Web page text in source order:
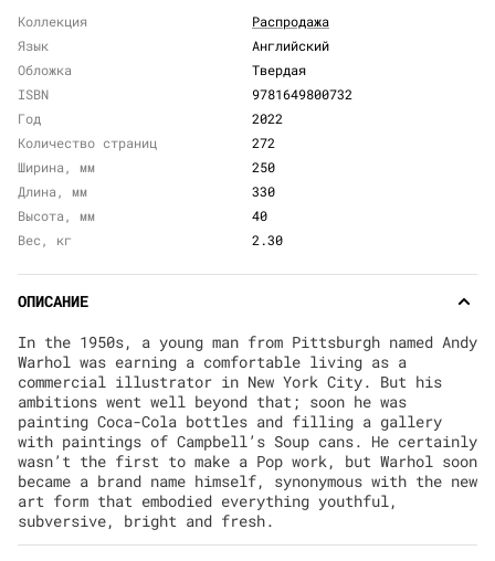
Коллекция
Распродажа
Язык
Английский
Обложка
Твердая
ISBN
9781649800732
Год
2022
Количество страниц
272
Ширина, мм
250
Длина, мм
330
Высота, мм
40
Вес, кг
2.30
ОПИСАНИЕ
In the 1950s, a young man from Pittsburgh named Andy
Warhol was earning a comfortable living as a
commercial illustrator in New York City. But his
ambitions went well beyond that; soon he was
painting Coca-Cola bottles and filling a gallery
with paintings of Campbell’s Soup cans. He certainly
wasn’t the first to make a Pop work, but Warhol soon
became a brand name himself, synonymous with the new
art form that embodied everything youthful,
subversive, bright and fresh.